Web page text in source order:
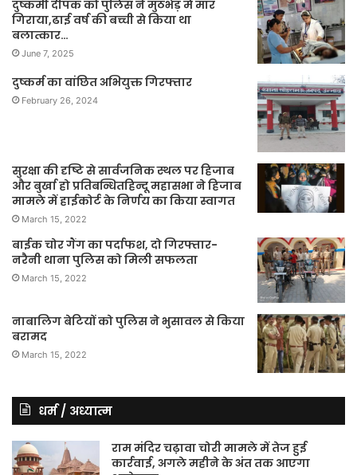
दुष्कर्मी दीपक को पुलिस ने मुठभेड़ मे मार
गिराया,ढाई वर्ष की बच्ची से किया था
बलात्कार…
June 7, 2025
दुष्कर्म का वांछित अभियुक्त गिरफ्तार
February 26, 2024
सुरक्षा की दृष्टि से सार्वजनिक स्थल पर हिजाब
और बुर्खा हो प्रतिबन्धितहिन्दू महासभा ने हिजाब
मामले में हाईकोर्ट के निर्णय का किया स्वागत
March 15, 2022
बाईक चोर गैंग का पर्दाफश, दो गिरफ्तार-
नरैनी थाना पुलिस को मिली सफलता
March 15, 2022
नाबालिग बेटियों को पुलिस ने भुसावल से किया
बरामद
March 15, 2022
धर्म / अध्यात्म
राम मंदिर चढ़ावा चोरी मामले में तेज हुई
कार्रवाई, अगले महीने के अंत तक आएगा